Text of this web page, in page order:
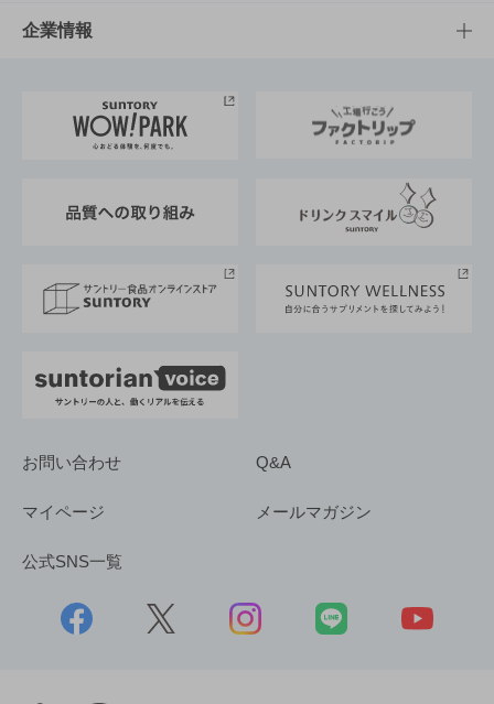
栄養成分一覧
工場見学
地域情報
サントリーホール
サントリーサンバーズ大阪
サステナビリティTOP
サントリーが考えるサステナビリティ経営
企業情報
企業概要
採用情報
お問い合わせ Q&A
マイページ メールマガジン
公式SNS一覧